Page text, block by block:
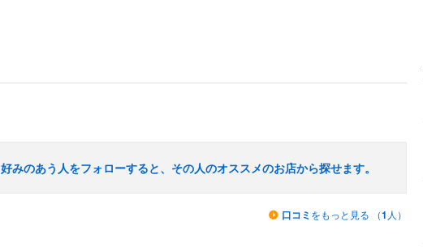
好みのあう人をフォローすると、その人のオススメのお店から探せます。
口コミ をもっと見る （1 人）